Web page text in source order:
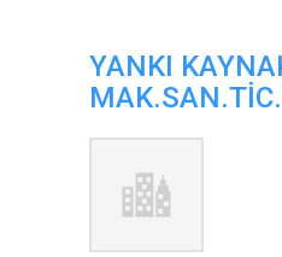
YANKI